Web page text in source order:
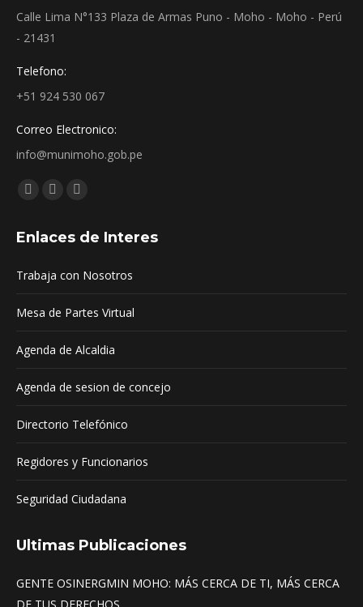
Calle Lima N°133 Plaza de Armas Puno - Moho - Moho - Perú
- 21431
Telefono:
+51 924 530 067
Correo Electronico:
info@munimoho.gob.pe
Encuéntranos en:
Facebook
opens
new
YouTube
opens
new
Mail
opens
new
Enlaces de Interes
Trabaja con Nosotros
Mesa de Partes Virtual
Agenda de Alcaldia
Agenda de sesion de concejo
Directorio Telefónico
Regidores y Funcionarios
Seguridad Ciudadana
Ultimas Publicaciones
GENTE OSINERGMIN MOHO: MÁS CERCA DE TI, MÁS CERCA